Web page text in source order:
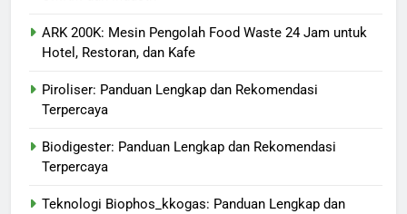
ARK 200K: Mesin Pengolah Food Waste 24 Jam untuk
Hotel, Restoran, dan Kafe
Piroliser: Panduan Lengkap dan Rekomendasi
Terpercaya
Biodigester: Panduan Lengkap dan Rekomendasi
Terpercaya
Teknologi Biophos_kkogas: Panduan Lengkap dan